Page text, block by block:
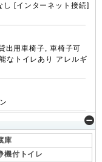
[インターネット接続]
出用車椅子, 車椅子可
なトイレあり アレルギ
庫
機付トイレ